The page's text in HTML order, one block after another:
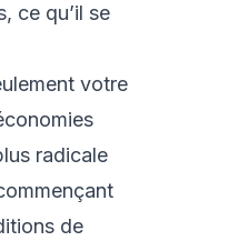
ce qu’il se
votre
radicale
de